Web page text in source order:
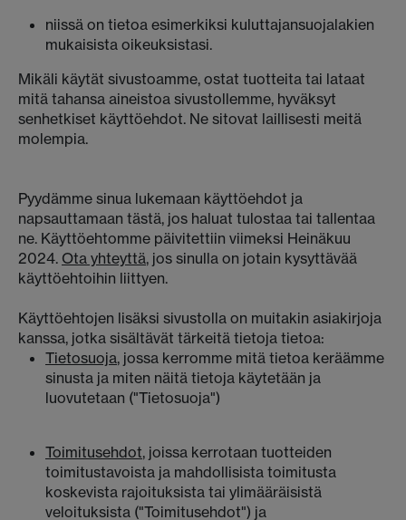
niissä on tietoa esimerkiksi kuluttajansuojalakien
mukaisista oikeuksistasi.
Mikäli käytät sivustoamme, ostat tuotteita tai lataat
mitä tahansa aineistoa sivustollemme, hyväksyt
senhetkiset käyttöehdot. Ne sitovat laillisesti meitä
molempia.
Pyydämme sinua lukemaan käyttöehdot ja
napsauttamaan tästä, jos haluat tulostaa tai tallentaa
ne. Käyttöehtomme päivitettiin viimeksi Heinäkuu
2024. Ota yhteyttä, jos sinulla on jotain kysyttävää
käyttöehtoihin liittyen.
Käyttöehtojen lisäksi sivustolla on muitakin asiakirjoja
kanssa, jotka sisältävät tärkeitä tietoja tietoa:
Tietosuoja, jossa kerromme mitä tietoa keräämme
sinusta ja miten näitä tietoja käytetään ja
luovutetaan ("Tietosuoja")
Toimitusehdot, joissa kerrotaan tuotteiden
toimitustavoista ja mahdollisista toimitusta
koskevista rajoituksista tai ylimääräisistä
veloituksista ("Toimitusehdot") ja